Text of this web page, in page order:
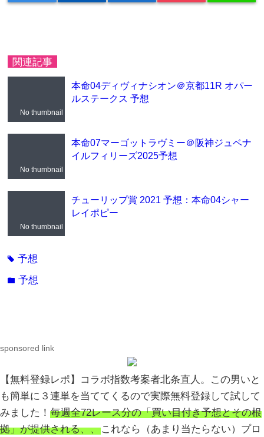
関連記事
No thumbnail
本命04ディヴィナシオン＠京都11R オパー
ルステークス 予想
No thumbnail
本命07マーゴットラヴミー＠阪神ジュベナ
イルフィリーズ2025予想
No thumbnail
チューリップ賞 2021 予想：本命04シャー
レイポピー
tag予想
folder予想
sponsored link
【無料登録レポ】コラボ指数考案者北条直人。この男いと
も簡単に３連単を当ててくるので実際無料登録して試して
みました！ 毎週全72レース分の「買い目付き予想とその根
拠」が提供される、、これなら（あまり当たらない）プロ